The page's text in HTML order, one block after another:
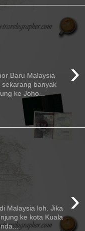
›
Baru Malaysia
banyak
ke Joho...
›
Malaysia loh. Jika
ke kota Kuala